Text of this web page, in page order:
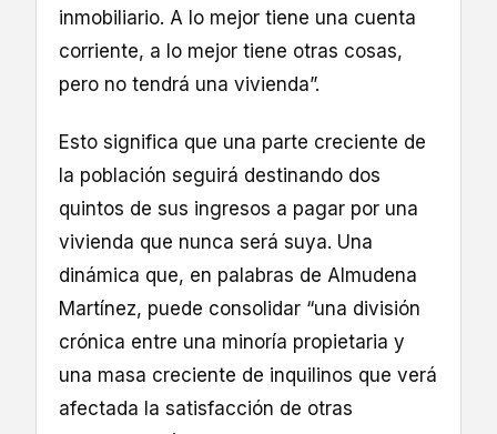
inmobiliario. A lo mejor tiene una cuenta
corriente, a lo mejor tiene otras cosas,
pero no tendrá una vivienda”.
Esto significa que una parte creciente de
la población seguirá destinando dos
quintos de sus ingresos a pagar por una
vivienda que nunca será suya. Una
dinámica que, en palabras de Almudena
Martínez, puede consolidar “una división
crónica entre una minoría propietaria y
una masa creciente de inquilinos que verá
afectada la satisfacción de otras